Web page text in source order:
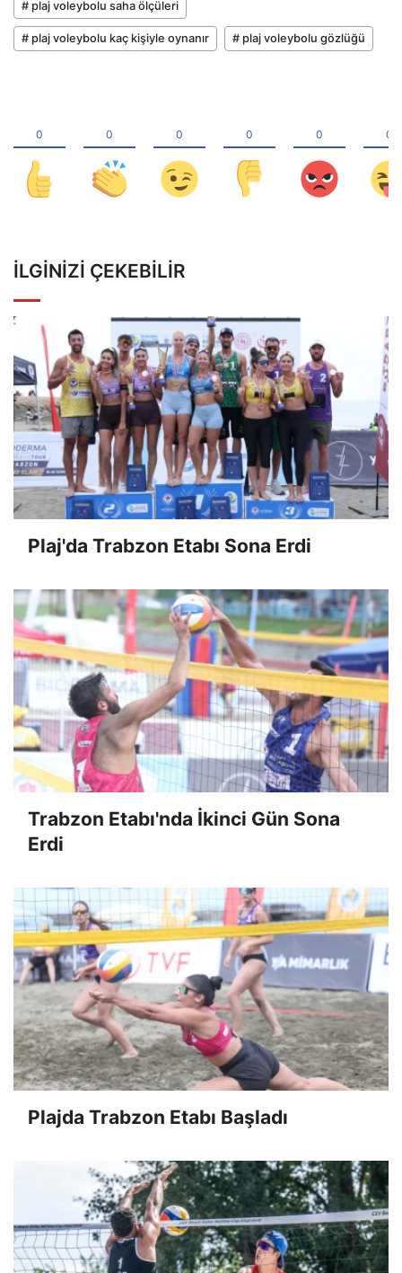
# plaj voleybolu saha ölçüleri
# plaj voleybolu kaç kişiyle oynanır # plaj voleybolu gözlüğü
İLGINIZI ÇEKEBILIR
Plaj'da Trabzon Etabı Sona Erdi
Trabzon Etabı'nda İkinci Gün Sona
Erdi
Plajda Trabzon Etabı Başladı